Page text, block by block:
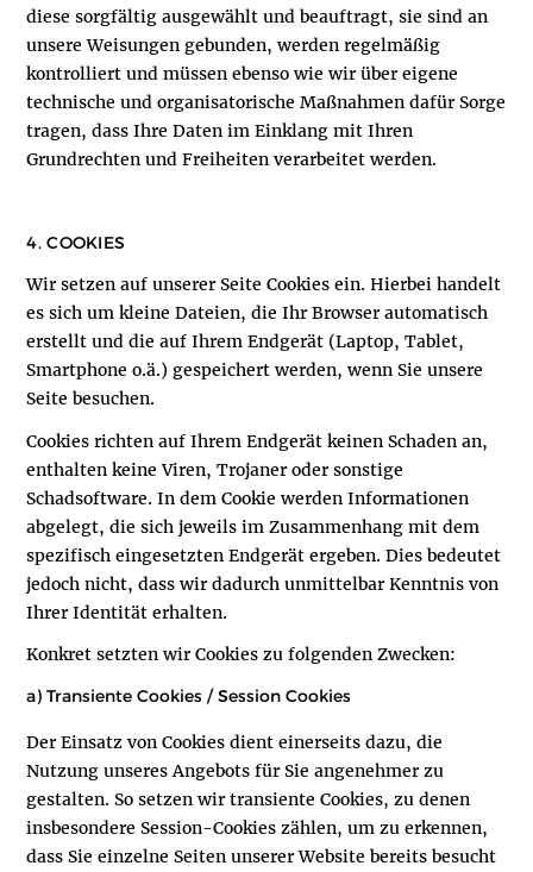
diese sorgfältig ausgewählt und beauftragt, sie sind an
unsere Weisungen gebunden, werden regelmäßig
kontrolliert und müssen ebenso wie wir über eigene
technische und organisatorische Maßnahmen dafür Sorge
tragen, dass Ihre Daten im Einklang mit Ihren
Grundrechten und Freiheiten verarbeitet werden.
4. COOKIES
Wir setzen auf unserer Seite Cookies ein. Hierbei handelt
es sich um kleine Dateien, die Ihr Browser automatisch
erstellt und die auf Ihrem Endgerät (Laptop, Tablet,
Smartphone o.ä.) gespeichert werden, wenn Sie unsere
Seite besuchen.
Cookies richten auf Ihrem Endgerät keinen Schaden an,
enthalten keine Viren, Trojaner oder sonstige
Schadsoftware. In dem Cookie werden Informationen
abgelegt, die sich jeweils im Zusammenhang mit dem
spezifisch eingesetzten Endgerät ergeben. Dies bedeutet
jedoch nicht, dass wir dadurch unmittelbar Kenntnis von
Ihrer Identität erhalten.
Konkret setzten wir Cookies zu folgenden Zwecken:
a) Transiente Cookies / Session Cookies
Der Einsatz von Cookies dient einerseits dazu, die
Nutzung unseres Angebots für Sie angenehmer zu
gestalten. So setzen wir transiente Cookies, zu denen
insbesondere Session-Cookies zählen, um zu erkennen,
dass Sie einzelne Seiten unserer Website bereits besucht